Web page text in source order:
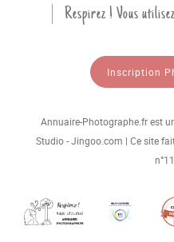
Respirez ! Vous
Inscription
Annuaire-Photographe.fr est
Studio - Jingoo.com | Ce site